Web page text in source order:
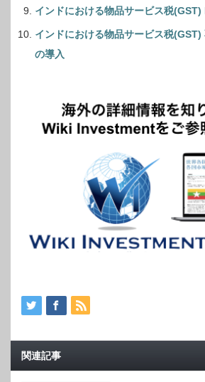
インドにおける物品サービス税
インドにおける物品サービス税
の導入
関連記事